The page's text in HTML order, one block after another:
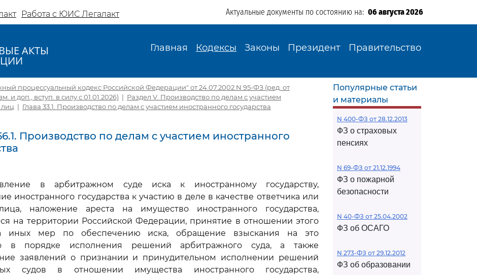
Работа с ЮИС Легалакт Актуальные документы по состоянию на: 06 августа 2026
АКТЫ Главная Кодексы Законы Президент Правительство
процессуальный кодекс Российской Федерации" от 24.07.2002 N 95-ФЗ (ред. от
и доп., вступ. в силу с 01.01.2026) | Раздел V. Производство по делам с участием
| Глава 33.1. Производство по делам с участием иностранного государства
Производство по делам с участием иностранного
в арбитражном суде иска к иностранному государству,
иностранного государства к участию в деле в качестве ответчика или
наложение ареста на имущество иностранного государства,
на территории Российской Федерации, принятие в отношении этого
иных мер по обеспечению иска, обращение взыскания на это
в порядке исполнения решений арбитражного суда, а также
заявлений о признании и принудительном исполнении решений
судов в отношении имущества иностранного государства,
Популярные статьи
и материалы
N 400-ФЗ от 28.12.2013
ФЗ о страховых
пенсиях
N 69-ФЗ от 21.12.1994
ФЗ о пожарной
безопасности
N 40-ФЗ от 25.04.2002
ФЗ об ОСАГО
N 273-ФЗ от 29.12.2012
ФЗ об образовании